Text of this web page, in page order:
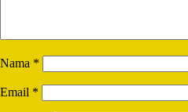
Nama *
Email *